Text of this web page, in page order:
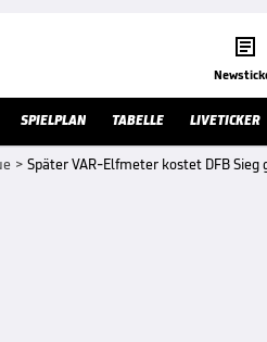

SPIELPLAN TABELLE LIVETICKER
> Später VAR-Elfmeter kostet DFB